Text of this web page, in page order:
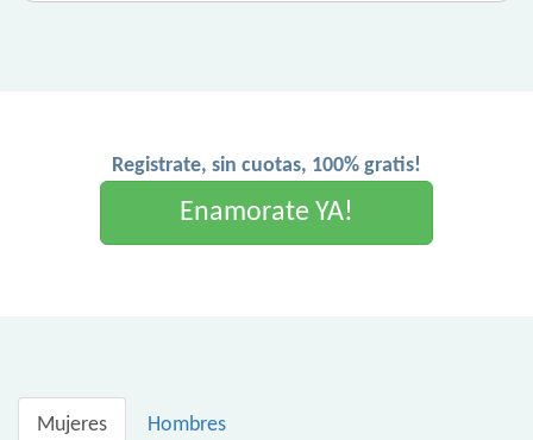
Registrate, sin cuotas, 100% gratis!
Enamorate YA!
Mujeres Hombres